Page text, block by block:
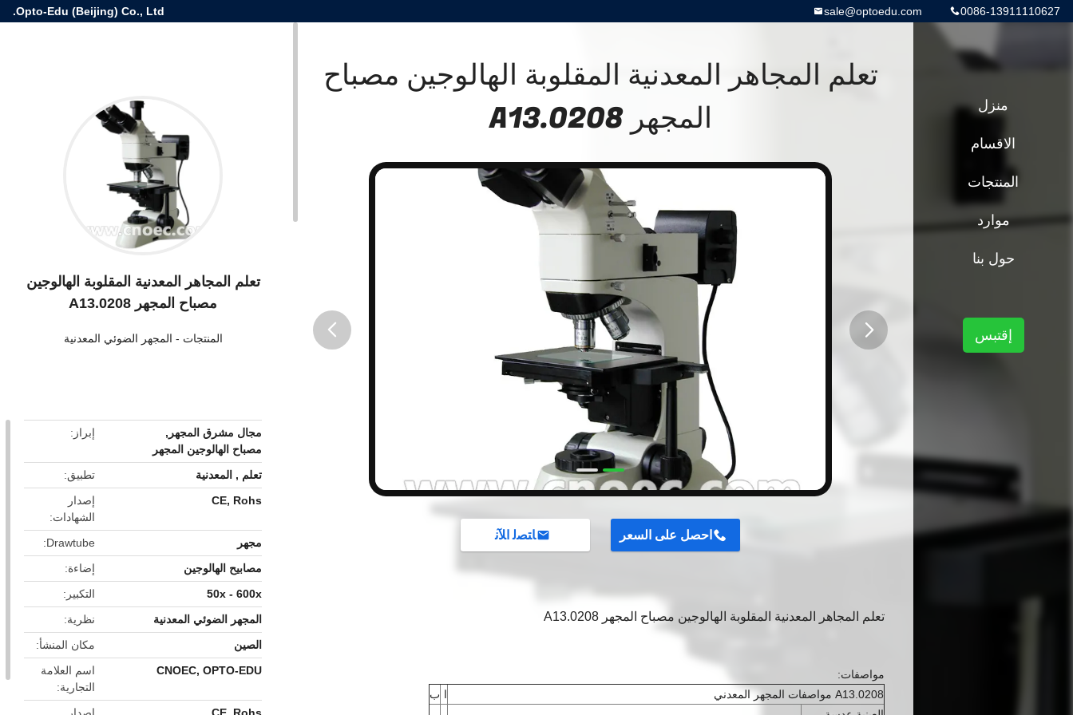
Opto-Edu (Beijing) Co., Ltd. 0086-13911110627
sale@optoedu.com
تعلم المجاهر المعدنية المقلوبة الهالوجين
مصباح المجهر A13.0208
المنتجات - المجهر الضوئي المعدنية
إبراز مجال مشرق المجهر ,
مصباح الهالوجين المجهر
تطبيق
تعلم , المعدنية
إصدار
الشهادات
CE, Rohs
Drawtube
مجهر
إضاءة
مصابيح الهالوجين
التكبير
50x - 600x
نظرية
المجهر الضوئي المعدنية
مكان المنشأ
الصين
اسم العلامة
التجارية
CNOEC, OPTO-EDU
تعلم المجاهر المعدنية المقلوبة الهالوجين مصباح
المجهر A13.0208
احصل على السعر ﺎﺘﺼﻟ ﺍﻶﻧ
تعلم المجاهر المعدنية المقلوبة الهالوجين مصباح المجهر A13.0208
مواصفات:
A13.0208 مواصفات المجهر المعدني
ا ب
منزل
الاقسام
المنتجات
موارد
حول بنا
إقتبس